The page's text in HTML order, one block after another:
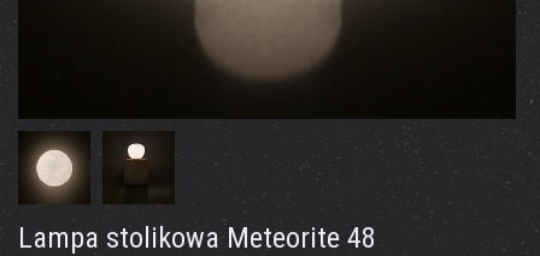
Lampa stolikowa Meteorite 48